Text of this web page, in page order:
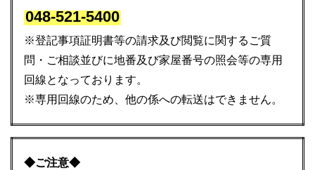
048-521-5400
※登記事項証明書等の請求及び閲覧に関するご質
問・ご相談並びに地番及び家屋番号の照会等の専用
回線となっております。
※専用回線のため、他の係への転送はできません。
◆ご注意◆